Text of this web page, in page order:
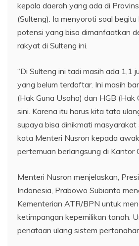
kepala daerah yang ada di
(Sulteng). Ia menyoroti soal
potensi yang bisa dimanfaatkan
rakyat di Sulteng ini.
“Di Sulteng ini tadi masih ada 1,1
yang belum terdaftar. Ini masih
(Hak Guna Usaha) dan HGB (Hak
sini. Karena itu harus kita tata
supaya bisa dinikmati masyarakat
kata Menteri Nusron kepada
pertemuan berlangsung di Kantor
Menteri Nusron menjelaskan,
Indonesia, Prabowo Subianto
Kementerian ATR/BPN untuk
ketimpangan kepemilikan tanah.
penataan ulang sistem